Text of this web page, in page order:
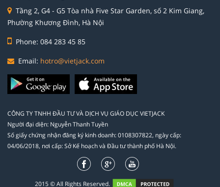
Tầng 2, G4 - G5 Tòa nhà Five Star Garden, số 2 Kim Giang,
Phường Khương Đình, Hà Nội
Phone: 084 283 45 85
Email: hotro@vietjack.com
CÔNG TY TNHH ĐẦU TƯ VÀ DỊCH VỤ GIÁO DỤC VIETJACK
Người đại diện: Nguyễn Thanh Tuyền
Số giấy chứng nhận đăng ký kinh doanh: 0108307822, ngày cấp:
04/06/2018, nơi cấp: Sở Kế hoạch và Đầu tư thành phố Hà Nội.
2015 © All Rights Reserved.